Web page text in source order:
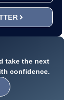
take the next
confidence.